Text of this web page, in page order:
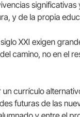
y de la propia
XXI exigen
camino, no en el
currículo
futuras de las